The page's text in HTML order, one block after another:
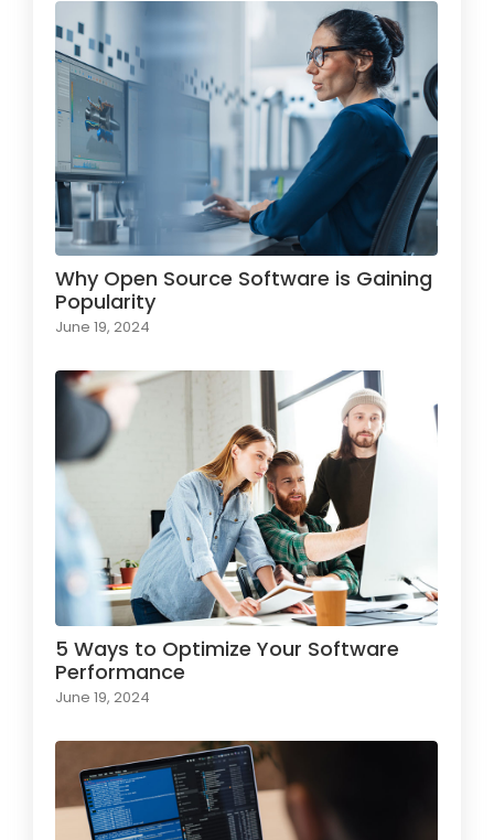
Why Open Source Software is Gaining
Popularity
June 19, 2024
5 Ways to Optimize Your Software
Performance
June 19, 2024